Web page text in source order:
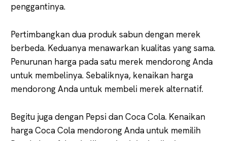
penggantinya.
Pertimbangkan dua produk sabun dengan merek
berbeda. Keduanya menawarkan kualitas yang sama.
Penurunan harga pada satu merek mendorong Anda
untuk membelinya. Sebaliknya, kenaikan harga
mendorong Anda untuk membeli merek alternatif.
Begitu juga dengan Pepsi dan Coca Cola. Kenaikan
harga Coca Cola mendorong Anda untuk memilih